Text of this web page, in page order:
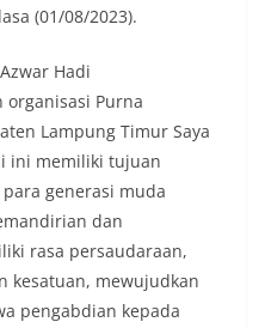
(01/08/2023).
Hadi
organisasi Purna
Lampung Timur Saya
ini memiliki tujuan
generasi muda
dan
rasa persaudaraan,
kesatuan, mewujudkan
pengabdian kepada